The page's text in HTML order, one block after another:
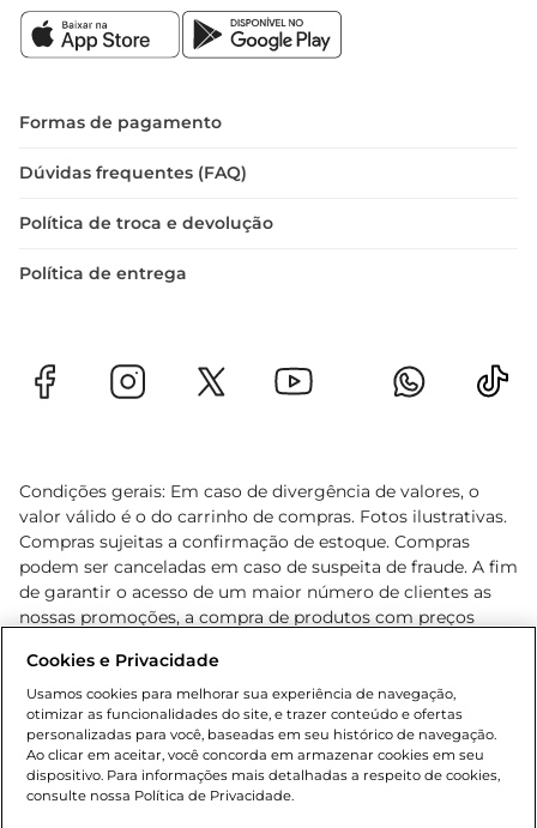
Formas de pagamento
Dúvidas frequentes (FAQ)
Política de troca e devolução
Política de entrega
Condições gerais: Em caso de divergência de valores, o
valor válido é o do carrinho de compras. Fotos ilustrativas.
Compras sujeitas a confirmação de estoque. Compras
podem ser canceladas em caso de suspeita de fraude. A fim
de garantir o acesso de um maior número de clientes as
nossas promoções, a compra de produtos com preços
cliente. Os preços, ofertas e condições são exclusivos para
o e-commerce e válidos durante o dia de hoje, podendo
sofrer alterações sem prévia notificação. Proibida a venda
de bebidas alcoólicas para menores de 18 anos, conforme
Lei n.º 8069/90, art. 81, inciso II (Estatuto da Criança e do
Adolescente). Preços e condições exclusivos para o
Cookies e Privacidade
Usamos cookies para melhorar sua experiência de navegação,
otimizar as funcionalidades do site, e trazer conteúdo e ofertas
personalizadas para você, baseadas em seu histórico de navegação.
Ao clicar em aceitar, você concorda em armazenar cookies em seu
dispositivo. Para informações mais detalhadas a respeito de cookies,
consulte nossa Política de Privacidade.